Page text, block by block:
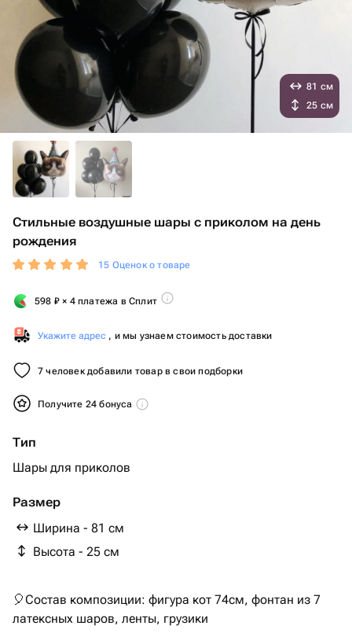
Стильные воздушные шары с приколом на день
рождения
15 Оценок о товаре
598 ₽ × 4 платежа в Сплит
Укажите адрес , и мы узнаем стоимость доставки
7 человек добавили товар в свои подборки
Получите 24 бонуса
Тип
Шары для приколов
Размер
Ширина - 81 см
Высота - 25 см
81 см
25 см
🎈Состав композиции: фигура кот 74см, фонтан из 7
латексных шаров, ленты, грузики